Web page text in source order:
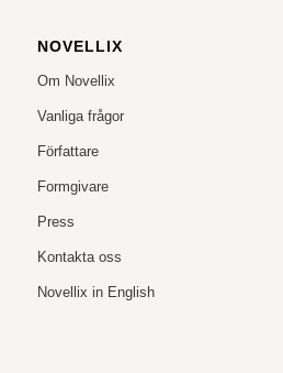
NOVELLIX
Om Novellix
Vanliga frågor
Författare
Formgivare
Press
Kontakta oss
Novellix in English